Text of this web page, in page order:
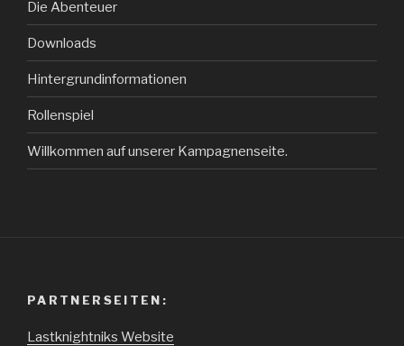
Die Abenteuer
Downloads
Hintergrundinformationen
Rollenspiel
Willkommen auf unserer Kampagnenseite.
PARTNERSEITEN:
Lastknightniks Website